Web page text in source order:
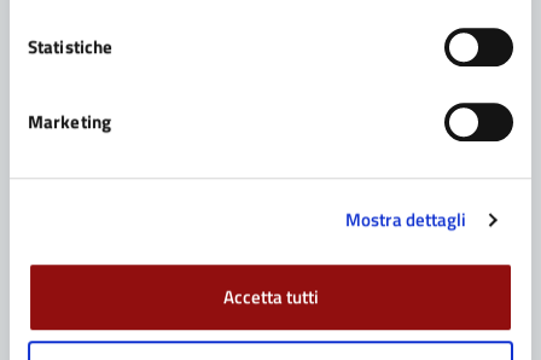
Statistiche
Marketing
Mostra dettagli
Accetta tutti
Leggi le domande frequenti
Richiedi assistenza
Segnala disservizio